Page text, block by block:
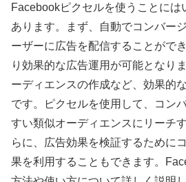
Facebookピクセルを使うことには
あります。まず、自動でコンバー
ーザーに広告を配信することがで
り効果的な広告運用が可能となり
ーディエンスの作成など、効果的
です。ピクセルを使用して、コン
すい類似オーディエンスにリーチ
らに、広告効果を検証するために
果を利用することもできます。